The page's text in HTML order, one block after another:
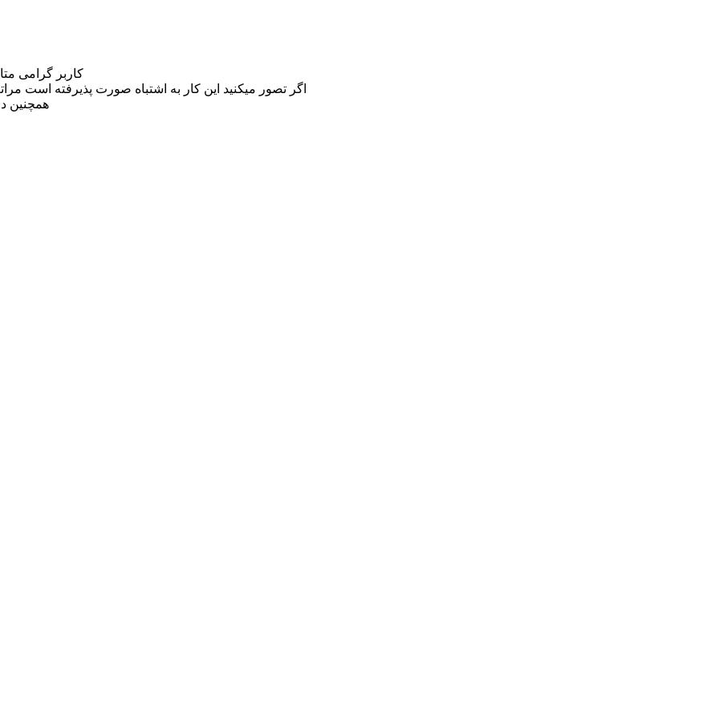
کاربر گرامی
اگر تصور میکنید این کار به اشتباه صورت پذیرفته است مراتب این مسئله را
همچنین